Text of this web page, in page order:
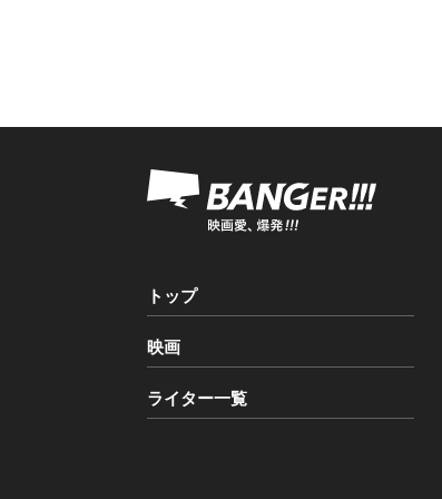
トップ
映画
ライター一覧